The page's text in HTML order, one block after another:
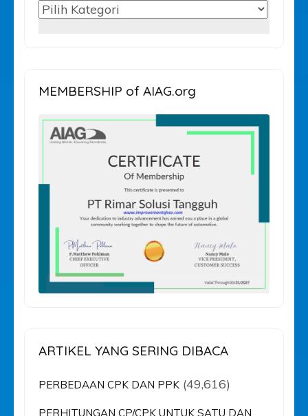
PILIH
MEMBERSHIP of AIAG.org
ARTIKEL YANG SERING DIBACA
PERBEDAAN CPK DAN PPK (49,616)
PERHITUNGAN CP/CPK UNTUK SATU DAN